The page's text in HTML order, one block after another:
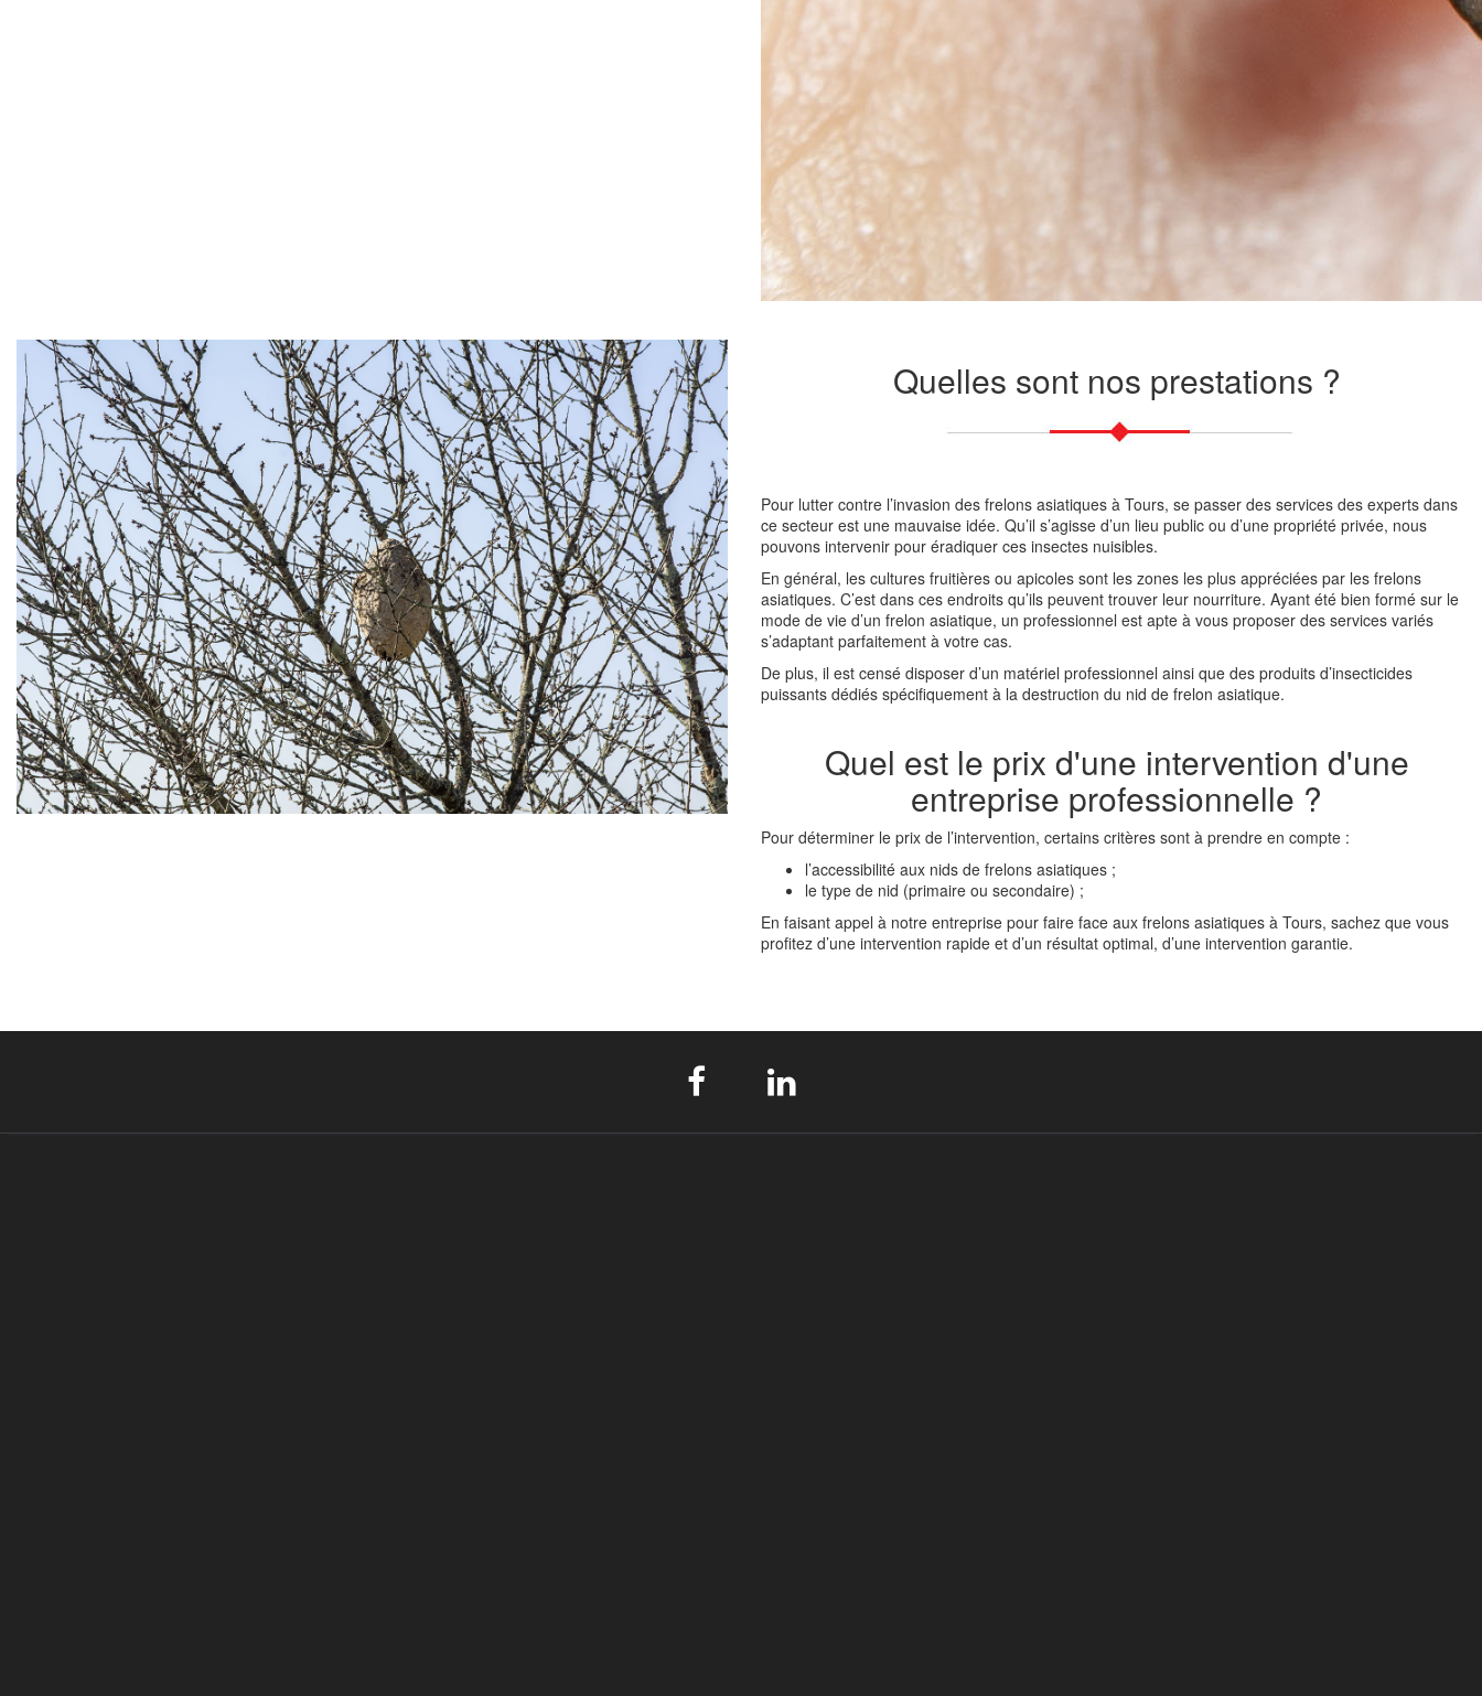
Quelles sont nos prestations ?
Pour lutter contre l’invasion des frelons asiatiques à Tours, se passer des services des experts dans
ce secteur est une mauvaise idée. Qu’il s’agisse d’un lieu public ou d’une propriété privée, nous
pouvons intervenir pour éradiquer ces insectes nuisibles.
En général, les cultures fruitières ou apicoles sont les zones les plus appréciées par les frelons
asiatiques. C’est dans ces endroits qu’ils peuvent trouver leur nourriture. Ayant été bien formé sur le
mode de vie d’un frelon asiatique, un professionnel est apte à vous proposer des services variés
s’adaptant parfaitement à votre cas.
De plus, il est censé disposer d’un matériel professionnel ainsi que des produits d’insecticides
puissants dédiés spécifiquement à la destruction du nid de frelon asiatique.
Quel est le prix d'une intervention d'une
entreprise professionnelle ?
Pour déterminer le prix de l’intervention, certains critères sont à prendre en compte :
l’accessibilité aux nids de frelons asiatiques ;
le type de nid (primaire ou secondaire) ;
En faisant appel à notre entreprise pour faire face aux frelons asiatiques à Tours, sachez que vous
profitez d’une intervention rapide et d’un résultat optimal, d’une intervention garantie.